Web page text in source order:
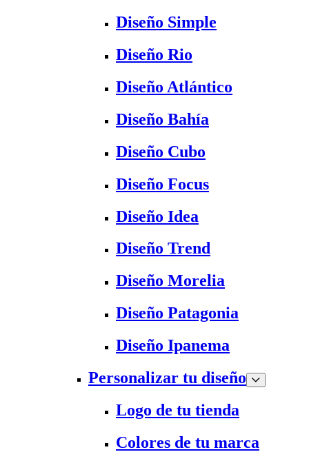
Diseño Simple
Diseño Rio
Diseño Atlántico
Diseño Bahía
Diseño Cubo
Diseño Focus
Diseño Idea
Diseño Trend
Diseño Morelia
Diseño Patagonia
Diseño Ipanema
Personalizar tu diseño
Logo de tu tienda
Colores de tu marca